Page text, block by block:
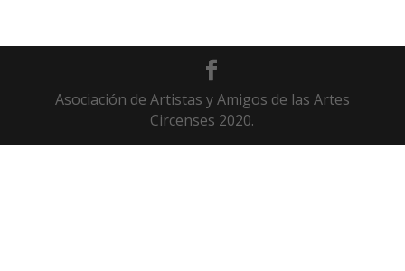
Asociación de Artistas y Amigos de las Artes
Circenses 2020.